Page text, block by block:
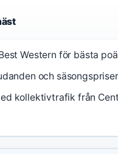
Western för bästa
och
kollektivtrafik från